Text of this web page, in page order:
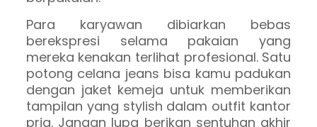
Para karyawan dibiarkan bebas
berekspresi selama pakaian yang
mereka kenakan terlihat profesional. Satu
potong celana jeans bisa kamu padukan
dengan jaket kemeja untuk memberikan
tampilan yang stylish dalam outfit kantor
pria. Jangan lupa berikan sentuhan akhir